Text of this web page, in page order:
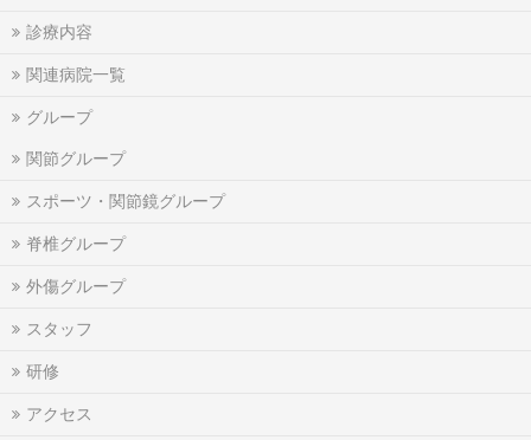
診療内容
関連病院一覧
グループ
関節グループ
スポーツ・関節鏡グループ
脊椎グループ
外傷グループ
スタッフ
研修
アクセス